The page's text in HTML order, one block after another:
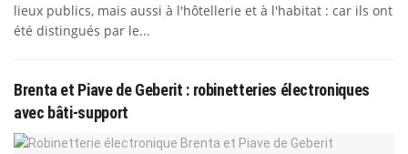
lieux publics, mais aussi à l'hôtellerie et à l'habitat : car ils ont
été distingués par le...
Brenta et Piave de Geberit : robinetteries électroniques
avec bâti-support